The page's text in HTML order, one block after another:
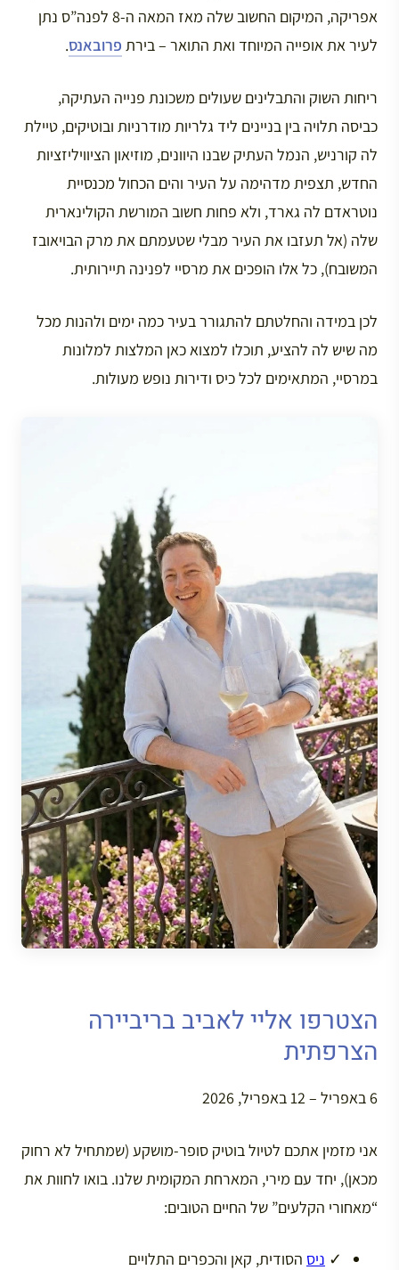
אפריקה, המיקום החשוב שלה מאז המאה ה-8 לפנה”ס נתן
לעיר את אופייה המיוחד ואת התואר – בירת פרובאנס.
ריחות השוק והתבלינים שעולים משכונת פנייה העתיקה,
כביסה תלויה בין בניינים ליד גלריות מודרניות ובוטיקים, טיילת
לה קורניש, הנמל העתיק שבנו היוונים, מוזיאון הציוויליזציות
החדש, תצפית מדהימה על העיר והים הכחול מכנסיית
נוטראדם לה גארד, ולא פחות חשוב המורשת הקולינארית
שלה (אל תעזבו את העיר מבלי שטעמתם את מרק הבויאובז
המשובח), כל אלו הופכים את מרסיי לפנינה תיירותית.
לכן במידה והחלטתם להתגורר בעיר כמה ימים ולהנות מכל
מה שיש לה להציע, תוכלו למצוא כאן המלצות למלונות
במרסיי, המתאימים לכל כיס ודירות נופש מעולות.
הצטרפו אליי לאביב בריביירה
הצרפתית
6 באפריל – 12 באפריל, 2026
אני מזמין אתכם לטיול בוטיק סופר-מושקע (שמתחיל לא רחוק
מכאן), יחד עם מירי, המארחת המקומית שלנו. בואו לחוות את
“מאחורי הקלעים” של החיים הטובים:
✓ ניס הסודית, קאן והכפרים התלויים